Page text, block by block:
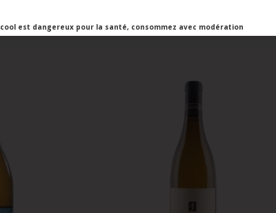
est dangereux pour la santé, consommez avec modération